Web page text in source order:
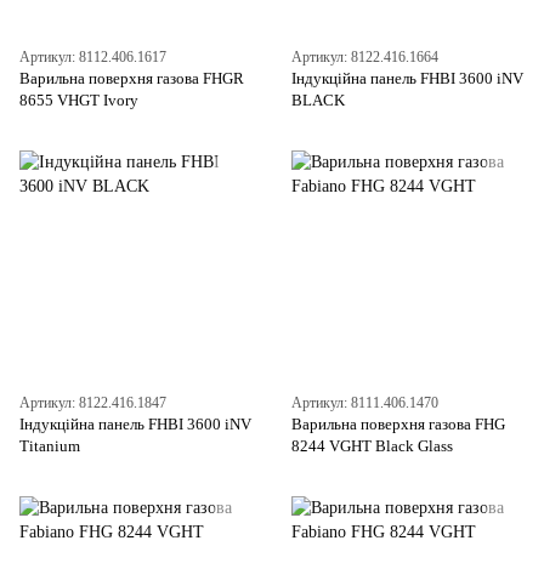
Артикул: 8112.406.1617
Варильна поверхня газова FHGR
8655 VHGT Ivory
Артикул: 8122.416.1664
Індукційна панель FHBI 3600 iNV
BLACK
Артикул: 8122.416.1847
Індукційна панель FHBI 3600 iNV
Titanium
Артикул: 8111.406.1470
Варильна поверхня газова FHG
8244 VGHT Black Glass